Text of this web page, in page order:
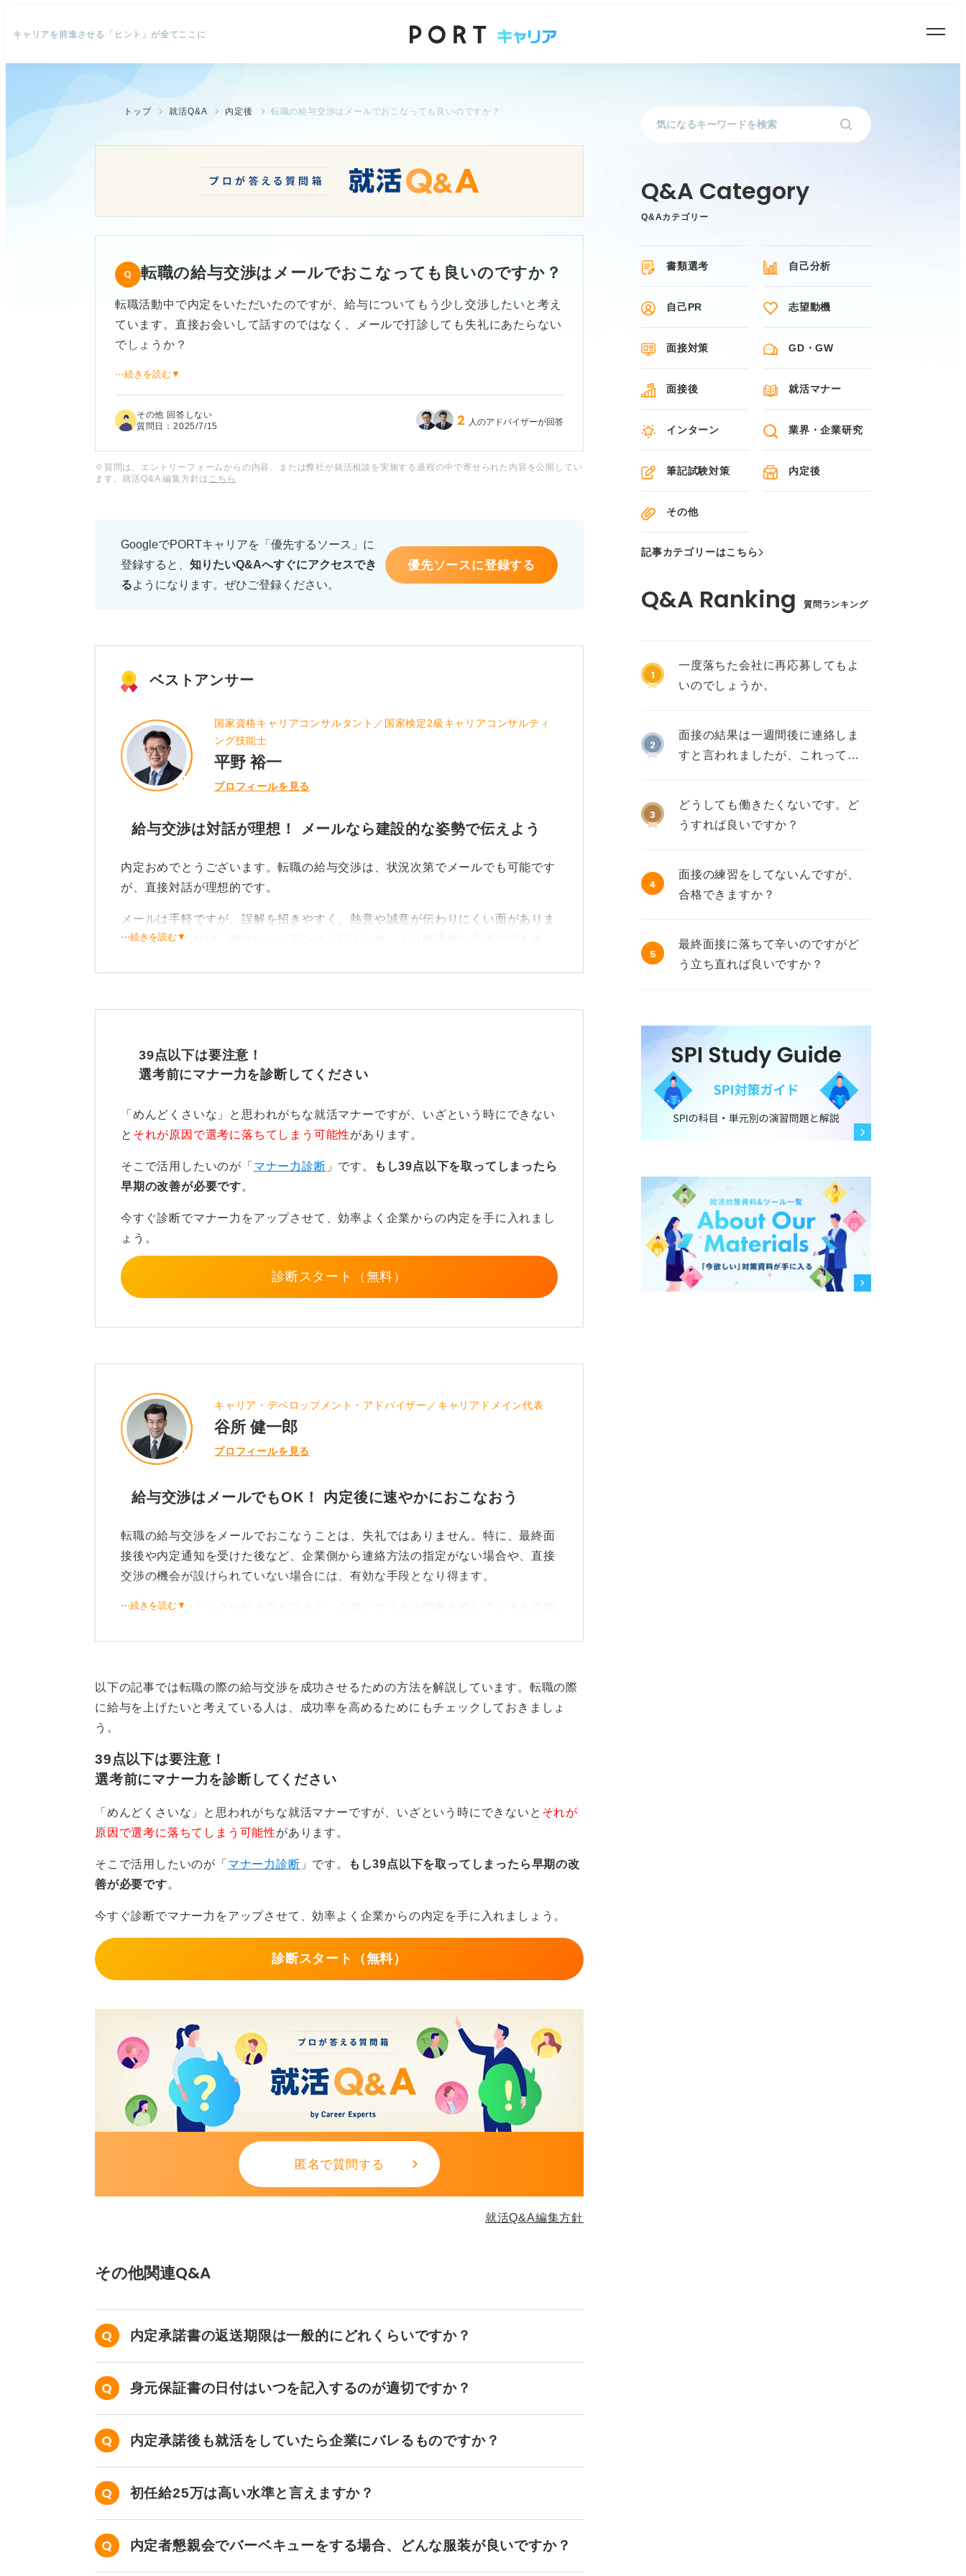
キャリアを前進させる「ヒント」が全てここに
トップ 就活Q&A 内定後 転職の給与交渉はメールでおこなっても良いのですか？
転職の給与交渉はメールでおこなっても良いのですか？
転職活動中で内定をいただいたのですが、給与についてもう少し交渉したいと考え
ています。直接お会いして話すのではなく、メールで打診しても失礼にあたらない
でしょうか？
か？
⋯続きを読む▼
その他 回答しない
質問日：2025/7/15 2 人のアドバイザーが回答
※質問は、エントリーフォームからの内容、または弊社が就活相談を実施する過程の中で寄せられた内容を公開してい
ます。就活Q&A 編集方針は こちら
GoogleでPORTキャリアを「優先するソース」に
登録すると、 知りたいQ&Aへすぐにアクセスでき
るようになります。ぜひご登録ください。
優先ソースに登録する
ベストアンサー
国家資格キャリアコンサルタント／国家検定2級キャリアコンサルティ
ング技能士
平野 裕一
プロフィールを見る
給与交渉は対話が理想！ メールなら建設的な姿勢で伝えよう
内定おめでとうございます。転職の給与交渉は、状況次第でメールでも可能です
が、直接対話が理想的です。
メールは手軽ですが、誤解を招きやすく、熱意や誠意が伝わりにくい面がありま
す。対面であれば、細かいニュアンスも伝えられ、より建設的な交渉ができま
メールで交渉する場合、丁寧な言葉遣いは必須です。「～いただけますでしょう
希望額だけでなく、その根拠となる経験、スキル、貢献できる点を具体的に提示
し、業界水準など客観的なデータも加えると良いです。
譲歩案も示し、建設的な姿勢を強調する。たとえば、「これまでの経験とスキル
を考慮いただき、年収〇〇万円でご検討いただけないでしょうか。難しい場合
う。
感謝と意欲を持ちつつ根拠を提示して交渉しよう
給与交渉は、感謝と意欲を示し、具体的な根拠にもとづいて丁寧におこなうこと
⋯続きを読む▼
39点以下は要注意！
選考前にマナー力を診断してください
「めんどくさいな」と思われがちな就活マナーですが、いざという時にできない
と それが原因で選考に落ちてしまう可能性があります。
そこで活用したいのが「 マナー力診断 」です。
もし39点以下を取ってしまったら
早期の改善が必要です。
今すぐ診断でマナー力をアップさせて、効率よく企業からの内定を手に入れまし
ょう。
診断スタート（無料）
キャリア・デベロップメント・アドバイザー／キャリアドメイン代表
谷所 健一郎
プロフィールを見る
給与交渉はメールでもOK！ 内定後に速やかにおこなおう
転職の給与交渉をメールでおこなうことは、失礼ではありません。特に、最終面
接後や内定通知を受けた後など、企業側から連絡方法の指定がない場合や、直接
交渉の機会が設けられていない場合には、有効な手段となり得ます。
ただし、タイミングや伝え方を誤ると、企業にマイナス印象を残してしまう可能
できるだけ早めにおこなうのが適切です。
熟慮した結果、給与条件について相談をしたいという意思を、速やかに企業に伝
あまりにも時間が経ってからの連絡は、企業側に「入社の意思がないのではない
か」という疑念を抱かせる可能性もあります。
メールで給与交渉をする際の注意点としては、まず丁寧な言葉遣いを心掛けるこ
とが最も重要です。ビジネスメールの基本に則り、件名には「内定承諾に関する
本文では、内定をいただいたことへの感謝の気持ちを述べたうえで、給与条件に
一方的に希望額を主張するのではなく、「提示いただいた年収について、私のこ
れまでの経験やスキル、業界水準などを考慮すると、〇〇万円程度でのご提示は
難しいでしょうか」といったように、具体的な根拠を示しながら、理解を求める
形での表現を心掛けましょう。
また、「もし難しいようでしたら、〇〇万円であればお受けさせていただくこと
も検討しております」といった競歩案を示すことも有効です。
具体的な例文を参考にしてください。
いつもお世話になっております。〇〇です。
して貢献できる機会をいただけること、大変光栄に存じます。
つきましては、先日ご提示いただきました年収〇〇万円という条件について、大
ょうか。
もちろん、貴社の給与体系やご事情も重々承知しております。もし、提示させて
いただいた金額が難しいようでしたら、〇〇万円であればお受けさせていただく
何卒よろしくお願い申し上げます。
給与交渉では、内定に対して感謝の気持ちを伝えたうえで、具体的な根拠を示し
⋯続きを読む▼
以下の記事では転職の際の給与交渉を成功させるための方法を解説しています。転職の際
に給与を上げたいと考えている人は、成功率を高めるためにもチェックしておきましょ
う。
39点以下は要注意！
選考前にマナー力を診断してください
「めんどくさいな」と思われがちな就活マナーですが、いざという時にできないと それが
原因で選考に落ちてしまう可能性があります。
そこで活用したいのが「 マナー力診断 」です。
もし39点以下を取ってしまったら早期の改
善が必要です。
今すぐ診断でマナー力をアップさせて、効率よく企業からの内定を手に入れましょう。
診断スタート（無料）
匿名で質問する
就活Q&A編集方針
その他関連Q&A
内定承諾書の返送期限は一般的にどれくらいですか？
身元保証書の日付はいつを記入するのが適切ですか？
内定承諾後も就活をしていたら企業にバレるものですか？
初任給25万は高い水準と言えますか？
内定者懇親会でバーベキューをする場合、どんな服装が良いですか？
Q&Aカテゴリー
書類選考 自己分析
自己PR 志望動機
面接対策 GD・GW
面接後 就活マナー
インターン 業界・企業研究
筆記試験対策 内定後
その他
記事カテゴリーはこちら
質問ランキング
1
一度落ちた会社に再応募してもよ
いのでしょうか。
2
面接の結果は一週間後に連絡しま
すと言われましたが、これって不
3
どうしても働きたくないです。ど
うすれば良いですか？
4
面接の練習をしてないんですが、
合格できますか？
5
最終面接に落ちて辛いのですがど
う立ち直れば良いですか？